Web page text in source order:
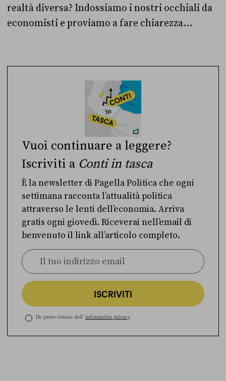
realtà diversa? Indossiamo i nostri occhiali da
economisti e proviamo a fare chiarezza…
Vuoi continuare a leggere?
Iscriviti a Conti in tasca
È la newsletter di Pagella Politica che ogni
settimana racconta l’attualità politica
attraverso le lenti dell’economia. Arriva
gratis ogni giovedì. Riceverai nell’email di
benvenuto il link all’articolo completo.
ISCRIVITI
Ho preso visione dell’ informativa privacy